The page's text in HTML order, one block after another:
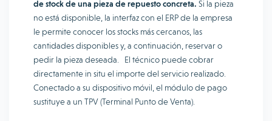
de stock de una pieza de repuesto concreta. Si la pieza
no está disponible, la interfaz con el ERP de la empresa
le permite conocer los stocks más cercanos, las
cantidades disponibles y, a continuación, reservar o
pedir la pieza deseada. El técnico puede cobrar
directamente in situ el importe del servicio realizado.
Conectado a su dispositivo móvil, el módulo de pago
sustituye a un TPV (Terminal Punto de Venta).